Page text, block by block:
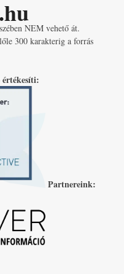
NEM vehető át.
300 karakterig a forrás
Partnereink: